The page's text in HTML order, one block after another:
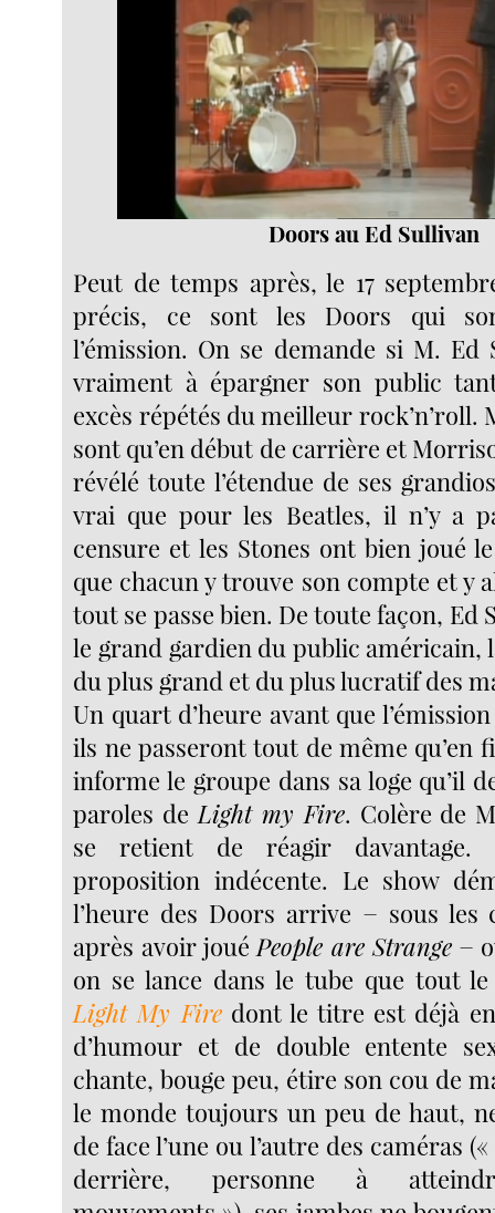
Doors au Ed Sullivan
Peut de temps après, le 17
précis, ce sont les Doors qui
l’émission. On se demande si M. Ed
vraiment à épargner son public
excès répétés du meilleur rock’n’roll.
sont qu’en début de carrière et
révélé toute l’étendue de ses
vrai que pour les Beatles, il n’y a
censure et les Stones ont bien joué
que chacun y trouve son compte et y
tout se passe bien. De toute façon, Ed
le grand gardien du public américain,
du plus grand et du plus lucratif des
Un quart d’heure avant que
ils ne passeront tout de même qu’en
informe le groupe dans sa loge qu’il
paroles de Light my Fire. Colère de
se retient de réagir davantage.
proposition indécente. Le show
l’heure des Doors arrive − sous
après avoir joué People are Strange−
on se lance dans le tube que tout
Light My Firedont le titre est déjà
d’humour et de double entente
chante, bouge peu, étire son cou de
le monde toujours un peu de haut,
de face l’une ou l’autre des caméras
derrière, personne à